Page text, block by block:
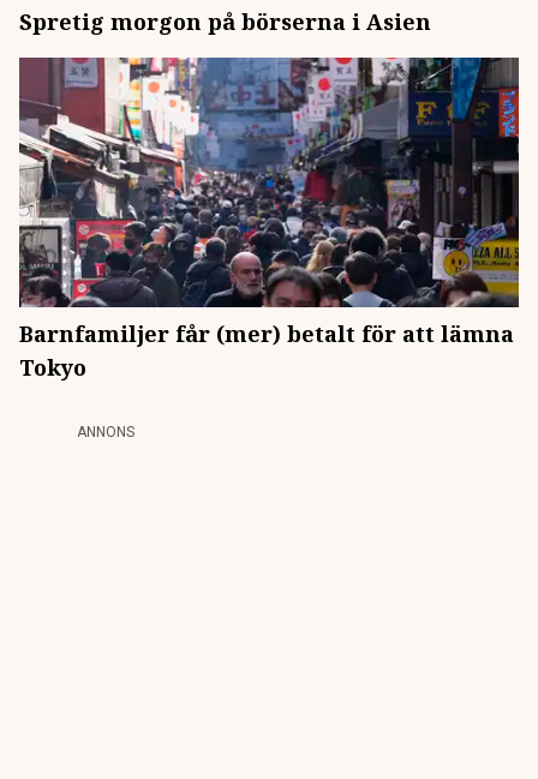
Spretig morgon på börserna i Asien
Barnfamiljer får (mer) betalt för att lämna
Tokyo
ANNONS